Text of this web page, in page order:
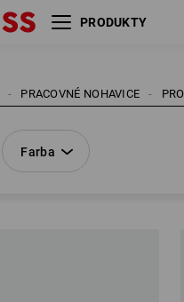
PRODUKTY
PRACOVNÉ NOHAVICE
Farba
Farba